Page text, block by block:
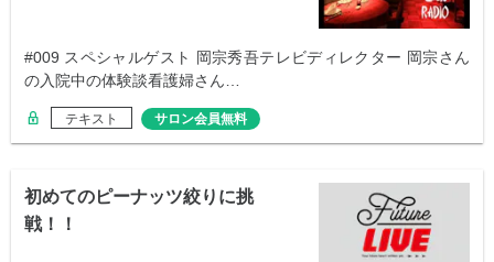
#009 スペシャルゲスト 岡宗秀吾テレビディレクター 岡宗さん
の入院中の体験談看護婦さん…
テキスト サロン会員無料
初めてのピーナッツ絞りに挑
戦！！